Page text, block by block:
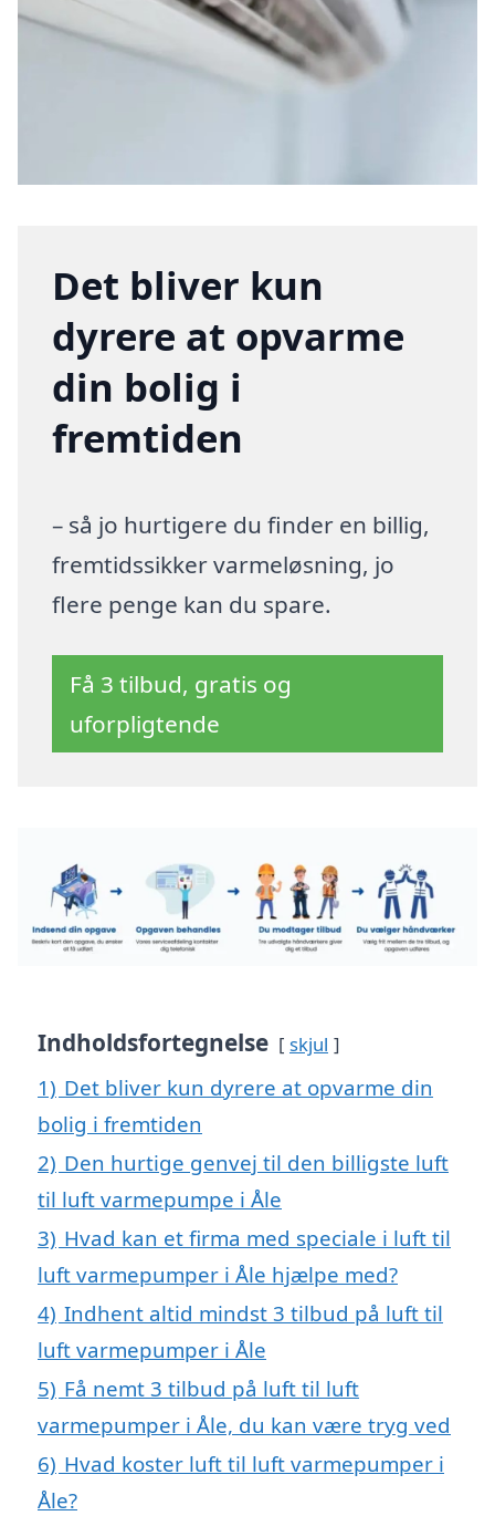
Det bliver kun
dyrere at opvarme
din bolig i
fremtiden
– så jo hurtigere du finder en billig,
fremtidssikker varmeløsning, jo
flere penge kan du spare.
Få 3 tilbud, gratis og
uforpligtende
Indholdsfortegnelse skjul
1) Det bliver kun dyrere at opvarme din
bolig i fremtiden
2) Den hurtige genvej til den billigste luft
til luft varmepumpe i Åle
3) Hvad kan et firma med speciale i luft til
luft varmepumper i Åle hjælpe med?
4) Indhent altid mindst 3 tilbud på luft til
luft varmepumper i Åle
5) Få nemt 3 tilbud på luft til luft
varmepumper i Åle, du kan være tryg ved
6) Hvad koster luft til luft varmepumper i
Åle?